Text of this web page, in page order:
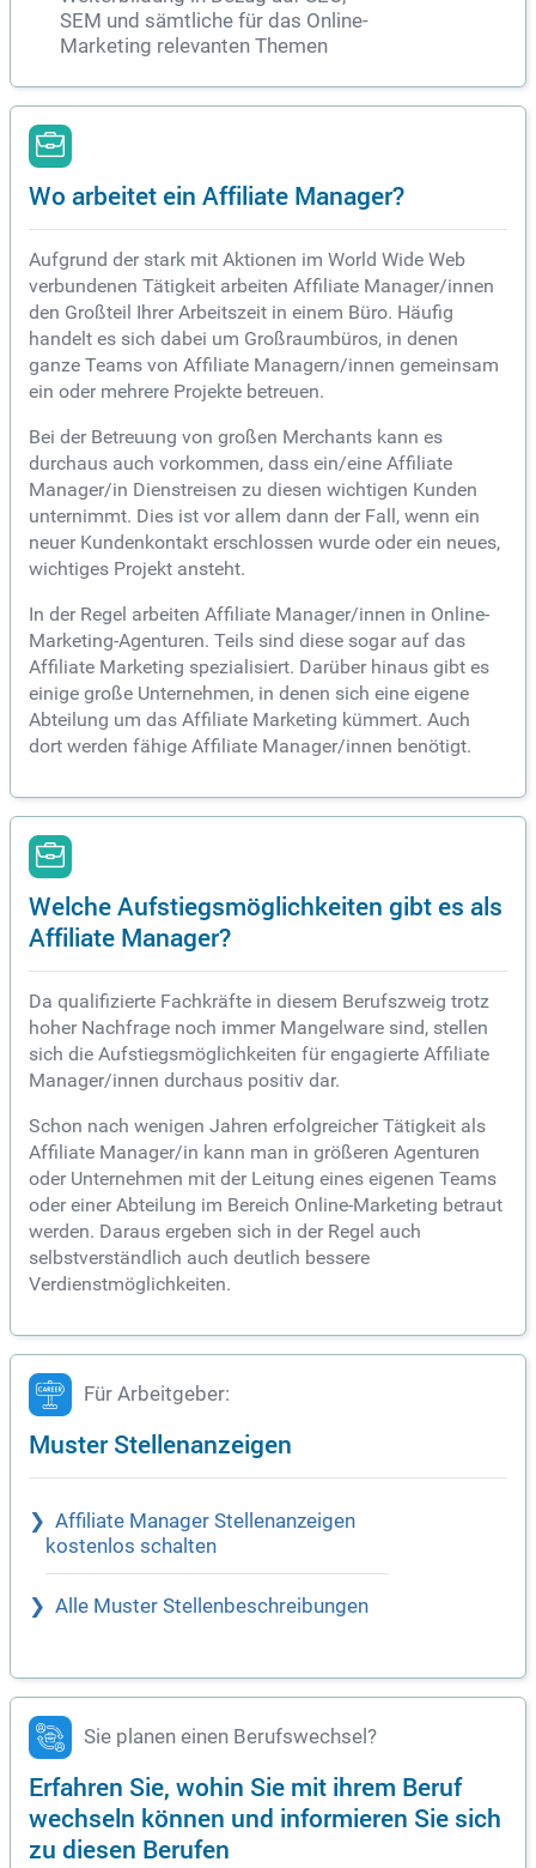
SEM und sämtliche für das Online-
Marketing relevanten Themen
Wo arbeitet ein Affiliate Manager?
Aufgrund der stark mit Aktionen im World Wide Web
verbundenen Tätigkeit arbeiten Affiliate Manager/innen
den Großteil Ihrer Arbeitszeit in einem Büro. Häufig
handelt es sich dabei um Großraumbüros, in denen
ganze Teams von Affiliate Managern/innen gemeinsam
ein oder mehrere Projekte betreuen.
Bei der Betreuung von großen Merchants kann es
durchaus auch vorkommen, dass ein/eine Affiliate
Manager/in Dienstreisen zu diesen wichtigen Kunden
unternimmt. Dies ist vor allem dann der Fall, wenn ein
neuer Kundenkontakt erschlossen wurde oder ein neues,
wichtiges Projekt ansteht.
In der Regel arbeiten Affiliate Manager/innen in Online-
Marketing-Agenturen. Teils sind diese sogar auf das
Affiliate Marketing spezialisiert. Darüber hinaus gibt es
einige große Unternehmen, in denen sich eine eigene
Abteilung um das Affiliate Marketing kümmert. Auch
dort werden fähige Affiliate Manager/innen benötigt.
Welche Aufstiegsmöglichkeiten gibt es als
Affiliate Manager?
Da qualifizierte Fachkräfte in diesem Berufszweig trotz
hoher Nachfrage noch immer Mangelware sind, stellen
sich die Aufstiegsmöglichkeiten für engagierte Affiliate
Manager/innen durchaus positiv dar.
Schon nach wenigen Jahren erfolgreicher Tätigkeit als
Affiliate Manager/in kann man in größeren Agenturen
oder Unternehmen mit der Leitung eines eigenen Teams
oder einer Abteilung im Bereich Online-Marketing betraut
werden. Daraus ergeben sich in der Regel auch
selbstverständlich auch deutlich bessere
Verdienstmöglichkeiten.
Für Arbeitgeber:
Muster Stellenanzeigen
Affiliate Manager Stellenanzeigen
kostenlos schalten
Alle Muster Stellenbeschreibungen
Sie planen einen Berufswechsel?
Erfahren Sie, wohin Sie mit ihrem Beruf
wechseln können und informieren Sie sich
zu diesen Berufen